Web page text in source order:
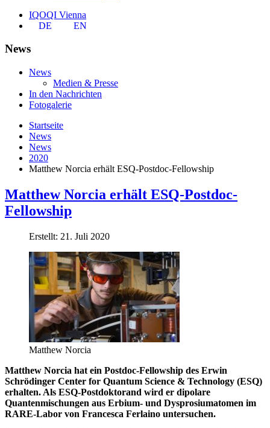
IQOQI Vienna
DE
EN
News
News
Medien & Presse
In den Nachrichten
Fotogalerie
Startseite
News
News
2020
Matthew Norcia erhält ESQ-Postdoc-Fellowship
Matthew Norcia erhält ESQ-Postdoc-
Fellowship
Erstellt: 21. Juli 2020
Matthew Norcia
Matthew Norcia hat ein Postdoc-Fellowship des Erwin
Schrödinger Center for Quantum Science & Technology (ESQ)
erhalten. Als ESQ-Postdoktorand wird er dipolare
Quantenmischungen aus Erbium- und Dysprosiumatomen im
RARE-Labor von Francesca Ferlaino untersuchen.